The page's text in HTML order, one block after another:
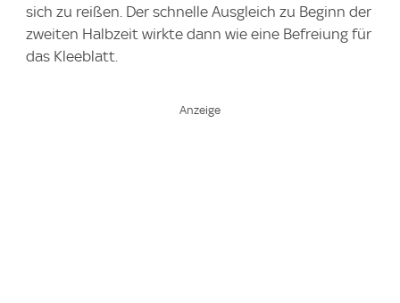
sich zu reißen. Der schnelle Ausgleich zu Beginn der
zweiten Halbzeit wirkte dann wie eine Befreiung für
das Kleeblatt.